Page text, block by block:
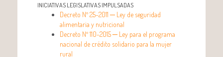
INICIATIVAS LEGISLATIVAS IMPULSADAS
Decreto Nº 25-2011 ─ Ley de seguridad
alimentaria y nutricional
Decreto Nº 110-2015 ─ Ley para el programa
nacional de crédito solidario para la mujer
rural